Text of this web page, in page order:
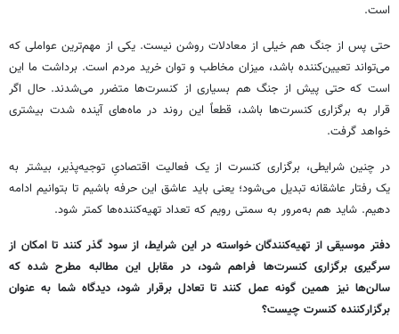
است.
حتی پس از جنگ هم خیلی از معادلات روشن نیست. یکی از مهم‌ترین عواملی که
می‌تواند تعیین‌کننده باشد، میزان مخاطب و توان خرید مردم است. برداشت ما این
است که حتی پیش از جنگ هم بسیاری از کنسرت‌ها متضرر می‌شدند. حال اگر
قرار به برگزاری کنسرت‌ها باشد، قطعاً این روند در ماه‌های آینده شدت بیشتری
خواهد گرفت.
در چنین شرایطی، برگزاری کنسرت از یک فعالیت اقتصادیِ توجیه‌پذیر، بیشتر به
یک رفتار عاشقانه تبدیل می‌شود؛ یعنی باید عاشق این حرفه باشیم تا بتوانیم ادامه
دهیم. شاید هم به‌مرور به سمتی رویم که تعداد تهیه‌کننده‌ها کمتر شود.
دفتر موسیقی از تهیه‌کنندگان خواسته در این شرایط، از سود گذر کنند تا امکان از
سرگیری برگزاری کنسرت‌ها فراهم شود، در مقابل این مطالبه مطرح شده که
سالن‌ها نیز همین گونه عمل کنند تا تعادل برقرار شود، دیدگاه شما به عنوان
برگزارکننده کنسرت چیست؟